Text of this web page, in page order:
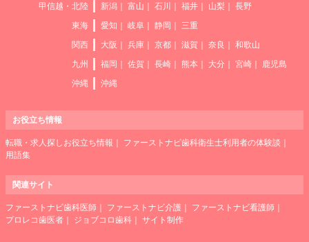
甲信越・北陸
新潟 富山 石川 福井 山梨
長野
東海
愛知 岐阜 静岡
三重
関西
大阪 兵庫 京都 滋賀 奈良
和歌山
九州
福岡 佐賀 長崎 熊本 大分 宮崎
鹿児島
沖縄
沖縄
お役立ち情報
転職・求人探しお役立ち情報
ファーストナビ歯科衛生士利用者の体験談
用語集
関連サイト
ファーストナビ歯科医師 ファーストナビ介護
ファーストナビ看護師
プロレコ歯医者
ジョブコロ歯科 サイト制作